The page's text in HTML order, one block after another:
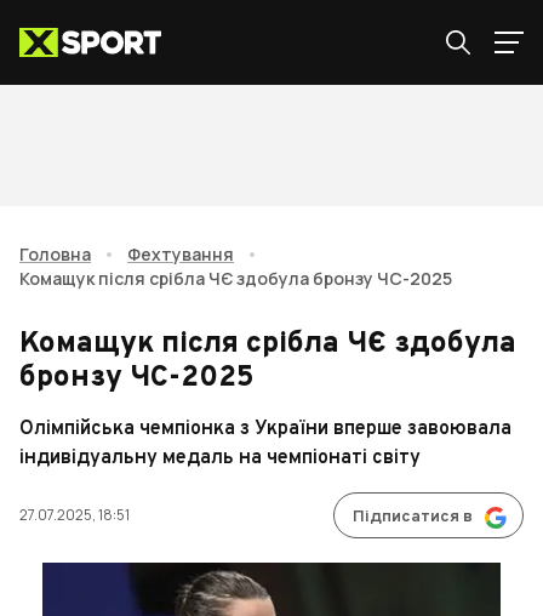
Головна • Фехтування
•
Комащук після срібла ЧЄ здобула бронзу ЧС-2025
Комащук після срібла ЧЄ здобула
бронзу ЧС-2025
Олімпійська чемпіонка з України вперше завоювала
індивідуальну медаль на чемпіонаті світу
27.07.2025, 18:51 Підписатися в